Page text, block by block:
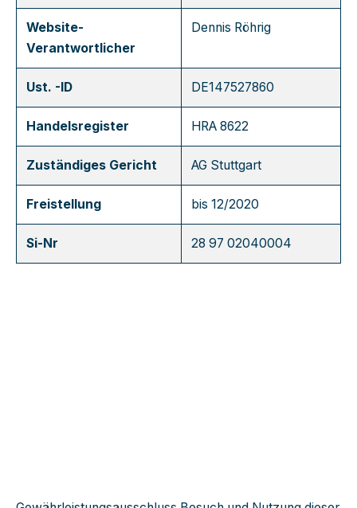
Website-
Verantwortlicher
Dennis Röhrig
Ust. -ID DE147527860
Handelsregister HRA 8622
Zuständiges Gericht AG Stuttgart
Freistellung bis 12/2020
Si-Nr 28 97 02040004